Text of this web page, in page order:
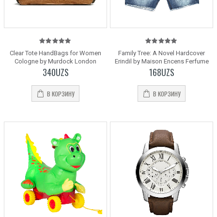
5.00out
of 5
Clear Tote HandBags for Women
Cologne by Murdock London
340UZS
В КОРЗИНУ
5.00out
of 5
Family Tree: A Novel Hardcover
Erindil by Maison Encens Ferfume
168UZS
В КОРЗИНУ